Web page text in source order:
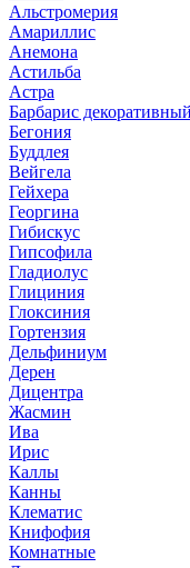
Альстромерия
Амариллис
Анемона
Астильба
Астра
Барбарис декоративный
Бегония
Буддлея
Вейгела
Гейхера
Георгина
Гибискус
Гипсофила
Гладиолус
Глициния
Глоксиния
Гортензия
Дельфиниум
Дерен
Дицентра
Жасмин
Ива
Ирис
Каллы
Канны
Клематис
Книфофия
Комнатные